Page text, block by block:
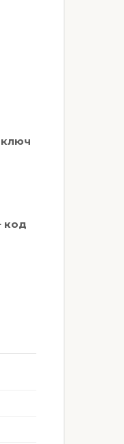
ключ
код